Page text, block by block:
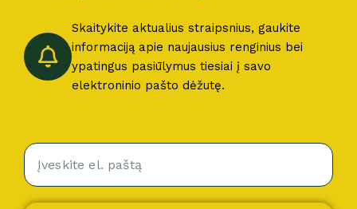
Skaitykite aktualius straipsnius, gaukite
informaciją apie naujausius renginius bei
ypatingus pasiūlymus tiesiai į savo
elektroninio pašto dėžutę.